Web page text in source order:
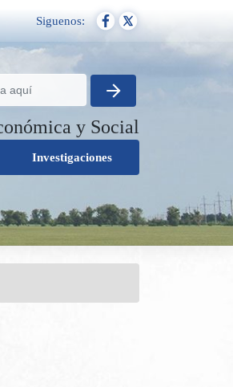
Siguenos:
y Social
Investigaciones